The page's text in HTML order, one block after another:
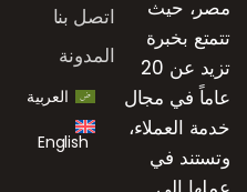
مصر، حيث
تتمتع بخبرة
تزيد عن 20
عاماً في مجال
خدمة العملاء،
وتستند في
اتصل بنا
المدونة
العربية
English